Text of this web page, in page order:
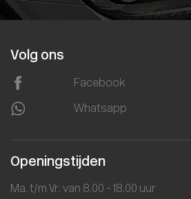
Volg ons
Facebook
Whatsapp
Openingstijden
Ma. t/m Vr. van 8.00 - 18.00 uur